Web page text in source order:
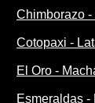
Chimborazo
Cotopaxi -
El Oro -
Esmeraldas -